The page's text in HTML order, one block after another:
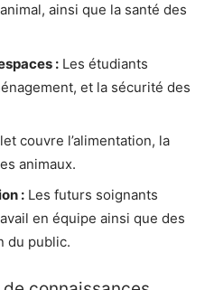
ainsi que la santé des
: Les étudiants
et la sécurité des
couvre l’alimentation, la
animaux.
: Les futurs soignants
en équipe ainsi que des
du public.